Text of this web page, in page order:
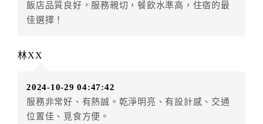
五、取消訂單
◎住房日10天前辦理者，訂單費用扣除總計40%為手續
◎住房日7天前辦理者，訂單費用扣除總計60%為手續費
◎住房日4天前辦理者，訂單費用扣除總計70%為手續費
◎住房日2天前辦理者，訂單費用扣除總計80%為手續費
飯店品質良好，服務親切，餐飲水準高，住宿的最
佳選擇！
林XX
2024-10-29 04:47:42
服務非常好、有熱誠。乾淨明亮、有設計感、交通
位置佳、覓食方便。